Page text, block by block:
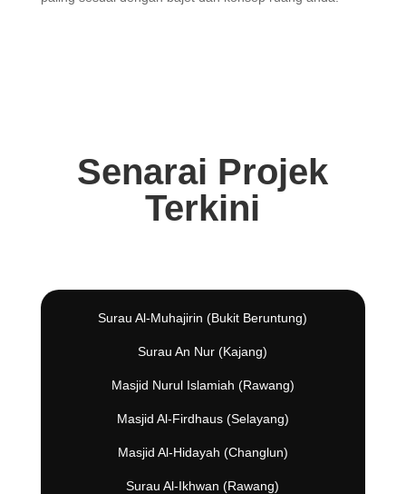
Senarai Projek
Terkini
Surau Al-Muhajirin (Bukit Beruntung)
Surau An Nur (Kajang)
Masjid Nurul Islamiah (Rawang)
Masjid Al-Firdhaus (Selayang)
Masjid Al-Hidayah (Changlun)
Surau Al-Ikhwan (Rawang)